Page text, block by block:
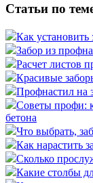
Статьи по
Как
Забор из
Расчет листов
Красивые
Профнастил на
Советы профи:
бетона
Что выбрать,
Как нарастить
Сколько
Какие столбы